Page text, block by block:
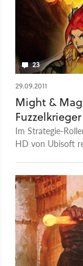
23
29.09.2011
Might &
Im Strategie-
HD von Ubisoft